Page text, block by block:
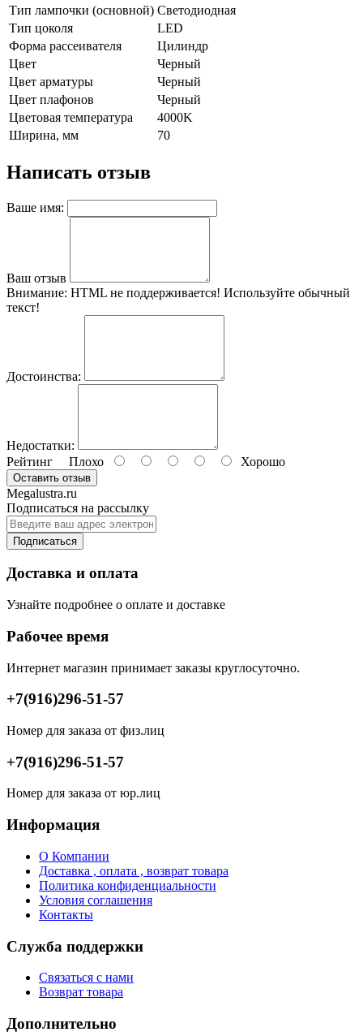
Тип лампочки (основной) Светодиодная
Тип цоколя
LED
Форма рассеивателя
Цилиндр
Цвет
Черный
Цвет арматуры
Черный
Цвет плафонов
Черный
Цветовая температура
4000K
Ширина, мм
70
Написать отзыв
Ваше имя:
Ваш отзыв
Внимание: HTML не поддерживается! Используйте обычный
текст!
Достоинства:
Недостатки:
Рейтинг Плохо Хорошо
Оставить отзыв
Megalustra.ru
Подписаться на рассылку
Подписаться
Доставка и оплата
Узнайте подробнее о оплате и доставке
Рабочее время
Интернет магазин принимает заказы круглосуточно.
+7(916)296-51-57
Номер для заказа от физ.лиц
+7(916)296-51-57
Номер для заказа от юр.лиц
Информация
О Компании
Доставка , оплата , возврат товара
Политика конфиденциальности
Условия соглашения
Контакты
Служба поддержки
Связаться с нами
Возврат товара
Дополнительно